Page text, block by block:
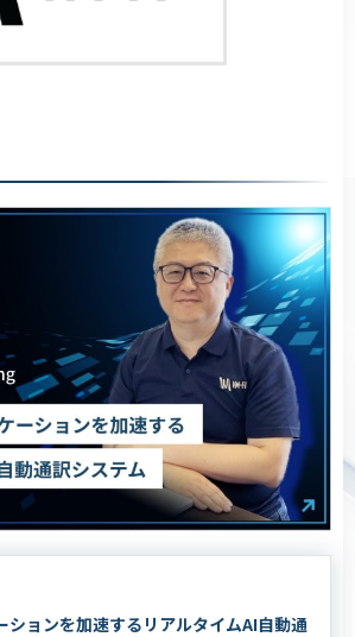
ションを加速するリアルタイムAI自動通